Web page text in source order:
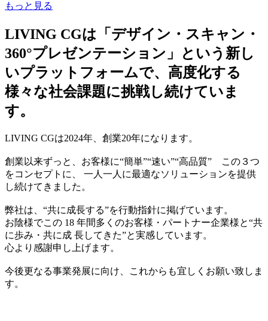
もっと見る
LIVING CGは「デザイン・スキャン・
360°プレゼンテーション」という新し
いプラットフォームで、高度化する
様々な社会課題に挑戦し続けていま
す。
LIVING CGは2024年、創業20年になります。
創業以来ずっと、お客様に“簡単”“速い”“高品質” この３つ
をコンセプトに、 一人一人に最適なソリューションを提供
し続けてきました。
弊社は、“共に成長する”を行動指針に掲げています。
お陰様でこの 18 年間多くのお客様・パートナー企業様と“共
に歩み・共に成 長してきた”と実感しています。
心より感謝申し上げます。
今後更なる事業発展に向け、これからも宜しくお願い致しま
す。